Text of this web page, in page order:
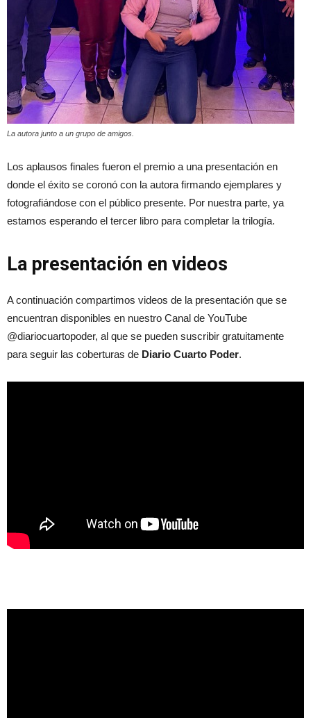
La autora junto a un grupo de amigos.
Los aplausos finales fueron el premio a una presentación en
donde el éxito se coronó con la autora firmando ejemplares y
fotografiándose con el público presente. Por nuestra parte, ya
estamos esperando el tercer libro para completar la trilogía.
La presentación en videos
A continuación compartimos videos de la presentación que se
encuentran disponibles en nuestro Canal de YouTube
@diariocuartopoder, al que se pueden suscribir gratuitamente
para seguir las coberturas de Diario Cuarto Poder.